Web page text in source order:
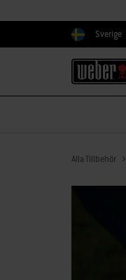
Välj land
Sverige
Alla Tillbehör